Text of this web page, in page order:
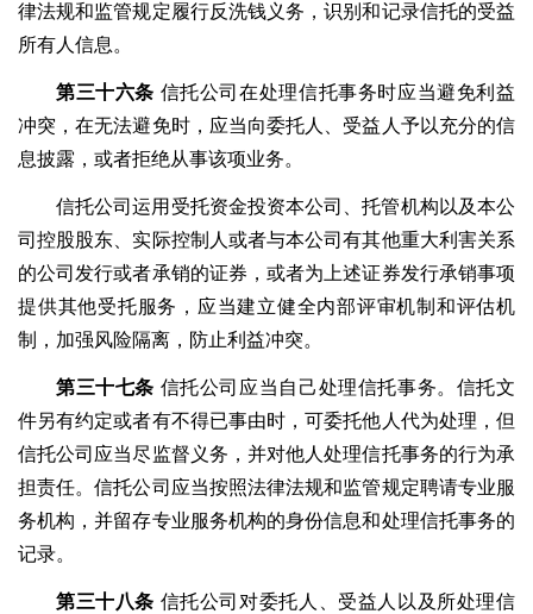
律法规和监管规定履行反洗钱义务，识别和记录信托的受益
所有人信息。
第三十六条 信托公司在处理信托事务时应当避免利益
冲突，在无法避免时，应当向委托人、受益人予以充分的信
息披露，或者拒绝从事该项业务。
信托公司运用受托资金投资本公司、托管机构以及本公
司控股股东、实际控制人或者与本公司有其他重大利害关系
的公司发行或者承销的证券，或者为上述证券发行承销事项
提供其他受托服务，应当建立健全内部评审机制和评估机
制，加强风险隔离，防止利益冲突。
第三十七条 信托公司应当自己处理信托事务。信托文
件另有约定或者有不得已事由时，可委托他人代为处理，但
信托公司应当尽监督义务，并对他人处理信托事务的行为承
担责任。信托公司应当按照法律法规和监管规定聘请专业服
务机构，并留存专业服务机构的身份信息和处理信托事务的
记录。
第三十八条 信托公司对委托人、受益人以及所处理信